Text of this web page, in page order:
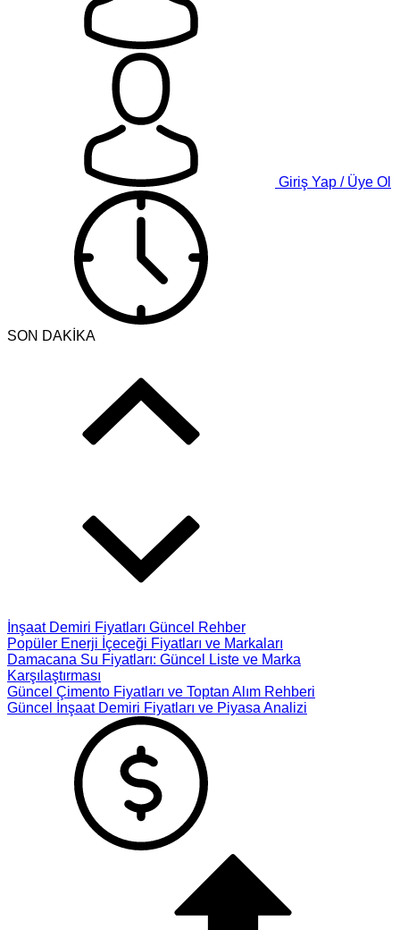
Giriş Yap / Üye Ol
SON DAKİKA
İnşaat Demiri Fiyatları Güncel Rehber
Popüler Enerji İçeceği Fiyatları ve Markaları
Damacana Su Fiyatları: Güncel Liste ve Marka
Karşılaştırması
Güncel Çimento Fiyatları ve Toptan Alım Rehberi
Güncel İnşaat Demiri Fiyatları ve Piyasa Analizi